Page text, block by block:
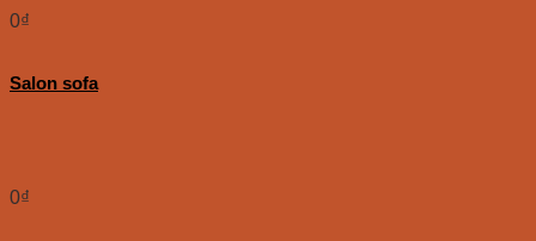
0₫
Salon sofa
0₫